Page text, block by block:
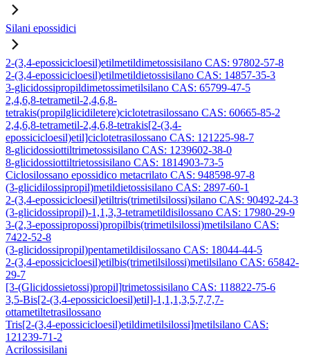
Silani epossidici
2-(3,4-epossicicloesil)etilmetildimetossisilano CAS: 97802-57-8
2-(3,4-epossicicloesil)etilmetildietossisilano CAS: 14857-35-3
3-glicidossipropildimetossimetilsilano CAS: 65799-47-5
2,4,6,8-tetrametil-2,4,6,8-
tetrakis(propilglicidiletere)ciclotetrasilossano CAS: 60665-85-2
2,4,6,8-tetrametil-2,4,6,8-tetrakis[2-(3,4-
epossicicloesil)etil]ciclotetrasilossano CAS: 121225-98-7
8-glicidossiottiltrimetossisilano CAS: 1239602-38-0
8-glicidossiottiltrietossisilano CAS: 1814903-73-5
Ciclosilossano epossidico metacrilato CAS: 948598-97-8
(3-glicidilossipropil)metildietossisilano CAS: 2897-60-1
2-(3,4-epossicicloesil)etiltris(trimetilsilossi)silano CAS: 90492-24-3
(3-glicidossipropil)-1,1,3,3-tetrametildisilossano CAS: 17980-29-9
3-(2,3-epossipropossi)propilbis(trimetilsilossi)metilsilano CAS:
7422-52-8
(3-glicidossipropil)pentametildisilossano CAS: 18044-44-5
2-(3,4-epossicicloesil)etilbis(trimetilsilossi)metilsilano CAS: 65842-
29-7
[3-(Glicidossietossi)propil]trimetossisilano CAS: 118822-75-6
3,5-Bis[2-(3,4-epossicicloesil)etil]-1,1,1,3,5,7,7,7-
ottametiltetrasilossano
Tris[2-(3,4-epossicicloesil)etildimetilsilossi]metilsilano CAS:
121239-71-2
Acrilossisilani